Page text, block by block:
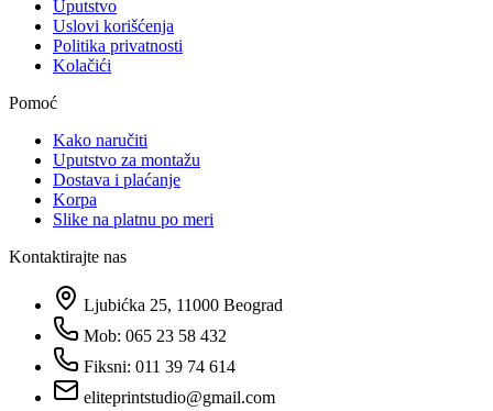
Uputstvo
Uslovi korišćenja
Politika privatnosti
Kolačići
Pomoć
Kako naručiti
Uputstvo za montažu
Dostava i plaćanje
Korpa
Slike na platnu po meri
Kontaktirajte nas
Ljubićka 25, 11000 Beograd
Mob: 065 23 58 432
Fiksni: 011 39 74 614
eliteprintstudio@gmail.com